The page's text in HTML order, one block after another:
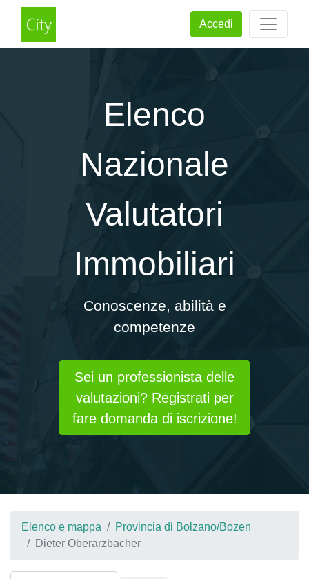
Accedi
Elenco
Nazionale
Valutatori
Immobiliari
Conoscenze, abilità e
competenze
Sei un professionista delle
valutazioni? Registrati per
fare domanda di iscrizione!
Elenco e mappa
Provincia di Bolzano/Bozen
Dieter Oberarzbacher